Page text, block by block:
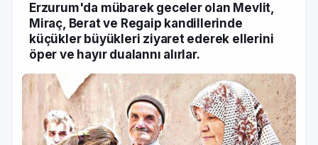
Erzurum'da mübarek geceler olan Mevlit,
Miraç, Berat ve Regaip kandillerinde
küçükler büyükleri ziyaret ederek ellerini
öper ve hayır dualannı alırlar.